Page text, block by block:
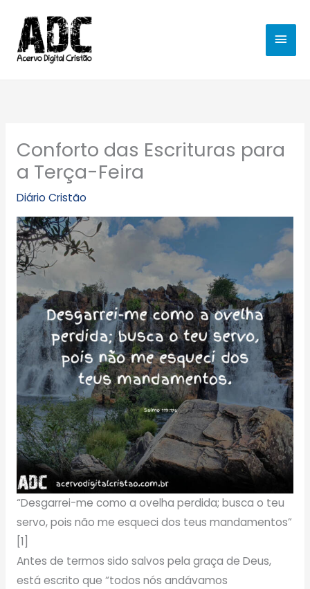
para
conteúdo
Conforto das Escrituras para
a Terça-Feira
Diário Cristão
“Desgarrei-me como a ovelha perdida; busca o teu
servo, pois não me esqueci dos teus mandamentos”
[1]
Antes de termos sido salvos pela graça de Deus,
está escrito que “todos nós andávamos